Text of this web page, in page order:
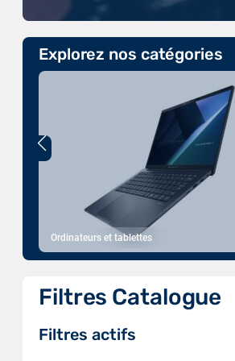
Explorez nos catégories
Ordinateurs et tablettes
Filtres Catalogue
Filtres actifs